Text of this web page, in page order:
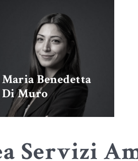
Maria Benedetta
Di Muro
Servizi